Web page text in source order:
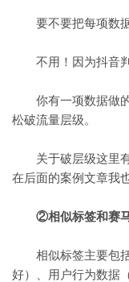
要不要把每项数据
不用！因为抖音判
你有一项数据做的
松破流量层级。
关于破层级这里有
在后面的案例文章我
②相似标签和赛
相似标签主要包括
好）、用户行为数据